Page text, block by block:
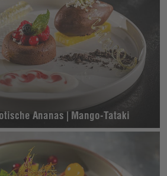
Ananas | Mango-Tataki